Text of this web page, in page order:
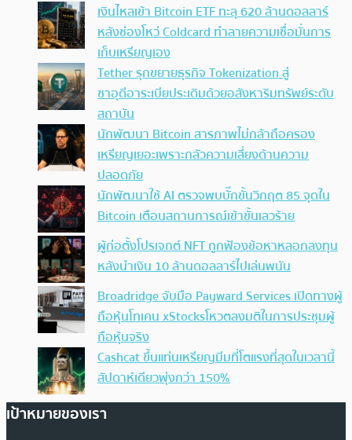
เงินไหลเข้า Bitcoin ETF ทะลุ 620 ล้านดอลลาร์
หลังช่องโหว่ Coldcard ทำลายความเชื่อมั่นการ
เก็บเหรียญเอง
Tether รุกขยายธุรกิจ Tokenization สู่
ซาอุดีอาระเบียประเดิมด้วยอสังหาริมทรัพย์ระดับ
สถาบัน
นักพัฒนา Bitcoin สารภาพไม่กล้าถือครอง
เหรียญเยอะเพราะกลัวความเสี่ยงด้านความ
ปลอดภัย
นักพัฒนาใช้ AI ตรวจพบบั๊กขั้นวิกฤต 85 จุดใน
Bitcoin เตือนสถานการณ์เข้าขั้นเลวร้าย
ผู้ก่อตั้งโปรเจกต์ NFT ถูกฟ้องข้อหาหลอกลงทุน
หลังนำเงิน 10 ล้านดอลลาร์ไปเล่นพนัน
Broadridge จับมือ Payward Services เปิดทางผู้
ถือหุ้นโทเคน xStocksโหวตลงมติในการประชุมผู้
ถือหุ้นจริง
Cashcat ขึ้นแท่นเหรียญมีมที่โตแรงที่สุดในเวลานี้
สัปดาห์เดียวพุ่งกว่า 150%
เป้าหมายของเรา